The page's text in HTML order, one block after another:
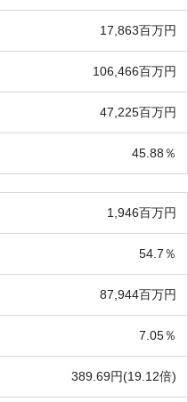
17,863百万円
106,466百万円
47,225百万円
45.88％
1,946百万円
54.7％
87,944百万円
7.05％
389.69円(19.12倍)